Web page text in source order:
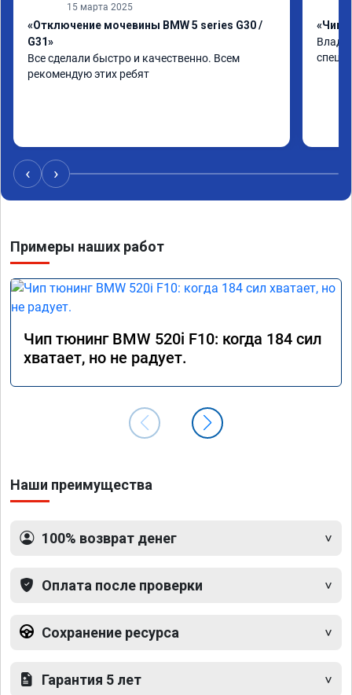
15 марта 2025
«Отключение мочевины BMW 5 series G30 /
G31»
Все сделали быстро и качественно. Всем
рекомендую этих ребят
«Чип
‹ ›
Примеры наших работ
Чип тюнинг BMW 520i F10: когда 184 сил
хватает, но не радует.
Наши преимущества
100% возврат денег
Оплата после проверки
Сохранение ресурса
Гарантия 5 лет